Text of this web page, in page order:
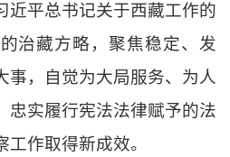
近平总书记关于西藏工作的
治藏方略，聚焦稳定、发
事，自觉为大局服务、为人
忠实履行宪法法律赋予的法
作取得新成效。